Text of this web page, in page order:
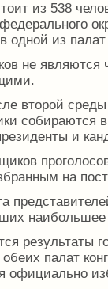
из 538
одной из палат
не
второй
собираются
и
на
наибольшее
результаты
палат
официально